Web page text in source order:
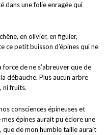
dans une folie enragée qui
en olivier, en figuier,
ce petit buisson d’épines qui ne
force de ne s’abreuver que de
débauche. Plus aucun arbre
ni fruits.
consciences épineuses et
mes épines aurait pu éclore une
que de mon humble taille aurait